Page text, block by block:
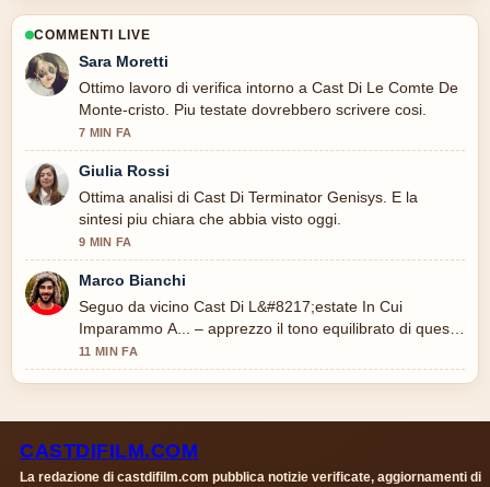
COMMENTI LIVE
Sara Moretti
Ottimo lavoro di verifica intorno a Cast Di Le Comte De
Monte-cristo. Piu testate dovrebbero scrivere cosi.
7 MIN FA
Giulia Rossi
Ottima analisi di Cast Di Terminator Genisys. E la
sintesi piu chiara che abbia visto oggi.
9 MIN FA
Marco Bianchi
Seguo da vicino Cast Di L&#8217;estate In Cui
Imparammo A... – apprezzo il tono equilibrato di questa
copertura.
11 MIN FA
CASTDIFILM.COM
La redazione di castdifilm.com pubblica notizie verificate, aggiornamenti di